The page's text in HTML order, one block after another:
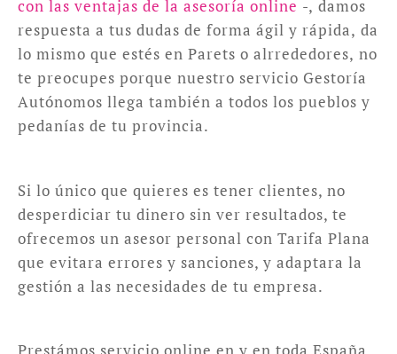
con las ventajas de la asesoría online -, damos
respuesta a tus dudas de forma ágil y rápida, da
lo mismo que estés en Parets o alrrededores, no
te preocupes porque nuestro servicio Gestoría
Autónomos llega también a todos los pueblos y
pedanías de tu provincia.
Si lo único que quieres es tener clientes, no
desperdiciar tu dinero sin ver resultados, te
ofrecemos un asesor personal con Tarifa Plana
que evitara errores y sanciones, y adaptara la
gestión a las necesidades de tu empresa.